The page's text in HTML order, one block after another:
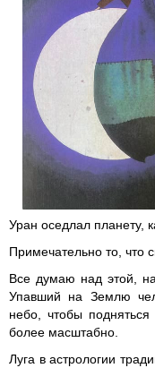
Уран оседлал планету,
Примечательно то, что
Все думаю над этой,
Упавший на Землю
небо, чтобы
более масштабно.
Луга в астрологии